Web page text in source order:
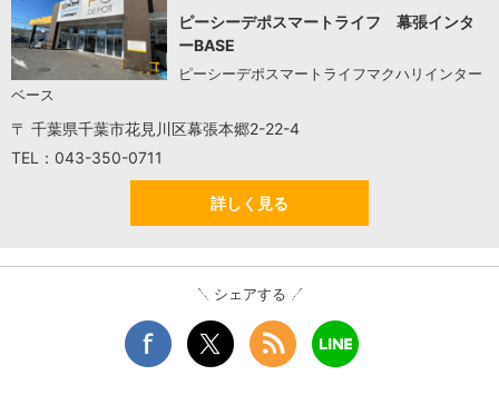
ピーシーデポスマートライフ 幕張インタ
ーBASE
ピーシーデポスマートライフマクハリインター
ベース
〒 千葉県千葉市花見川区幕張本郷2-22-4
TEL：043-350-0711
詳しく見る
シェアする